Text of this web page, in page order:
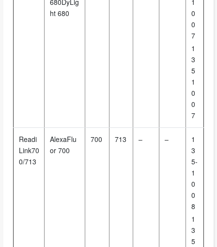
680DyLig
ht 680
1
0
0
7
1
3
5
1
0
0
7
Readi
Link70
0/713
AlexaFlu
or 700
700 713 – –
1
3
5-
1
0
0
8
1
3
5